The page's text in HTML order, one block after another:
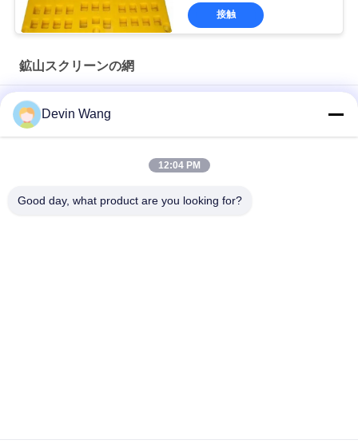
接触
鉱山スクリーンの網
カスタマイズされたステンレス鋼クリンプ採掘ワイヤーメッシ
ュ
Devin Wang
12:04 PM
Good day, what product are you looking for?